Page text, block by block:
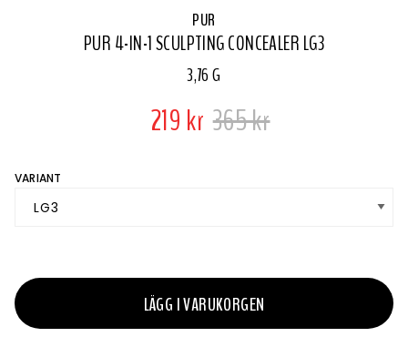
PUR
PUR 4-IN-1 SCULPTING CONCEALER LG3
3,76 G
219 kr 365 kr
VARIANT
LÄGG I VARUKORGEN